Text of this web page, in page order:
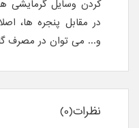
کردن وسایل گرمایشی
در مقابل پنجره ها،
و... می توان در مصرف
نظرات(0)